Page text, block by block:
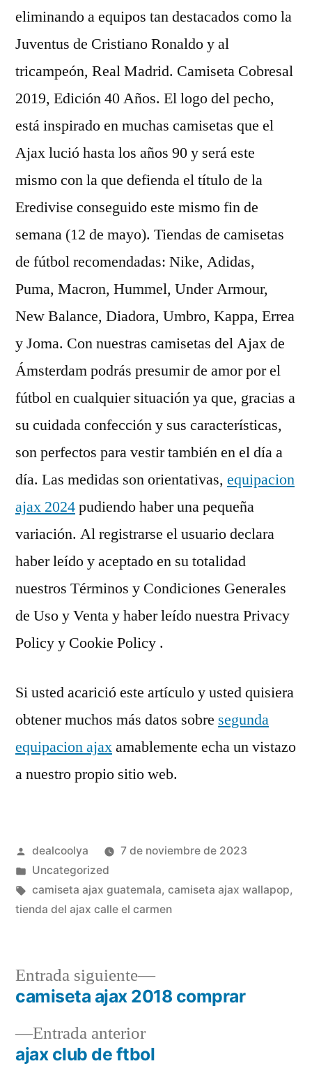
eliminando a equipos tan destacados como la
Juventus de Cristiano Ronaldo y al
tricampeón, Real Madrid. Camiseta Cobresal
2019, Edición 40 Años. El logo del pecho,
está inspirado en muchas camisetas que el
Ajax lució hasta los años 90 y será este
mismo con la que defienda el título de la
Eredivise conseguido este mismo fin de
semana (12 de mayo). Tiendas de camisetas
de fútbol recomendadas: Nike, Adidas,
Puma, Macron, Hummel, Under Armour,
New Balance, Diadora, Umbro, Kappa, Errea
y Joma. Con nuestras camisetas del Ajax de
Ámsterdam podrás presumir de amor por el
fútbol en cualquier situación ya que, gracias a
su cuidada confección y sus características,
son perfectos para vestir también en el día a
día. Las medidas son orientativas, equipacion
ajax 2024pudiendo haber una pequeña
variación. Al registrarse el usuario declara
haber leído y aceptado en su totalidad
nuestros Términos y Condiciones Generales
de Uso y Venta y haber leído nuestra Privacy
Policy y Cookie Policy .
Si usted acarició este artículo y usted quisiera
obtener muchos más datos sobre segunda
equipacion ajaxamablemente echa un vistazo
a nuestro propio sitio web.
Publicado
por
dealcoolya
7 de noviembre de 2023
Publicado
en
Uncategorized
Etiquetas:
camiseta ajax guatemala, camiseta ajax wallapop,
tienda del ajax calle el carmen
Navegación
de
entradas
Entrada anteriorEntrada
anterior:
ajax club de ftbol
Entrada siguiente
Entrada
siguiente:
camiseta ajax 2018 comprar